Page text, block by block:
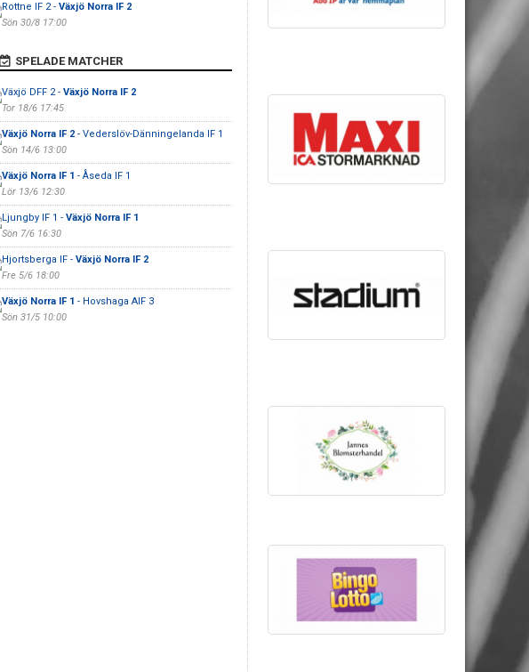
Rottne IF 2 - Växjö Norra IF 2
Sön 30/8 17:00
SPELADE MATCHER
Växjö DFF 2 - Växjö Norra IF 2
Tor 18/6 17:45
Växjö Norra IF 2- Vederslöv-Dänningelanda IF 1
Sön 14/6 13:00
Växjö Norra IF 1 - Åseda IF 1
Lör 13/6 12:30
Ljungby IF 1 - Växjö Norra IF 1
Sön 7/6 16:30
Hjortsberga IF - Växjö Norra IF 2
Fre 5/6 18:00
Växjö Norra IF 1 - Hovshaga AIF 3
Sön 31/5 10:00